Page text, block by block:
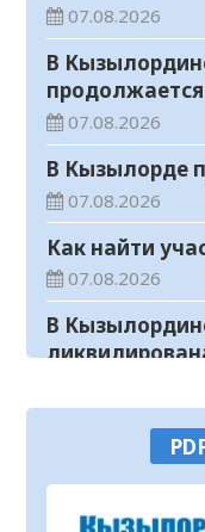
07.08.2026
В
«Таза
07.08.2026
В Кызылорде
07.08.2026
Как найти
07.08.2026
В
Аким области
племенного
07.08.2026